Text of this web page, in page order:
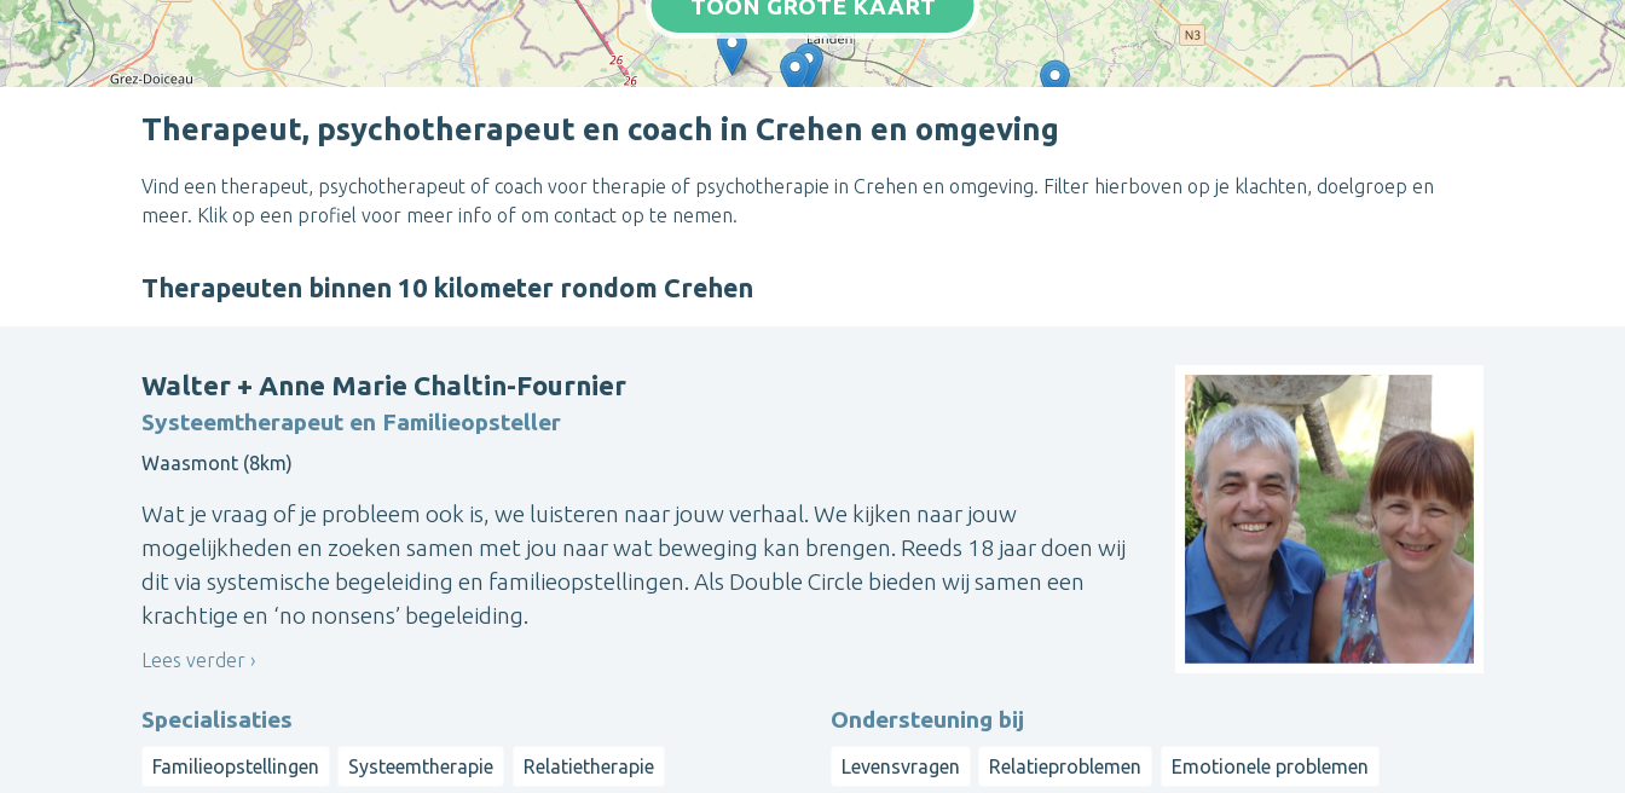
TOON GROTE KAART
Therapeut, psychotherapeut en coach in Crehen en omgeving
Vind een therapeut, psychotherapeut of coach voor therapie of psychotherapie in Crehen en omgeving. Filter hierboven op je klachten, doelgroep en
meer. Klik op een profiel voor meer info of om contact op te nemen.
Therapeuten binnen 10 kilometer rondom Crehen
Walter + Anne Marie Chaltin-Fournier
Systeemtherapeut en Familieopsteller
Waasmont (8km)
Wat je vraag of je probleem ook is, we luisteren naar jouw verhaal. We kijken naar jouw
mogelijkheden en zoeken samen met jou naar wat beweging kan brengen. Reeds 18 jaar doen wij
dit via systemische begeleiding en familieopstellingen. Als Double Circle bieden wij samen een
krachtige en ‘no nonsens’ begeleiding.
Lees verder
Specialisaties
Familieopstellingen Systeemtherapie Relatietherapie
Ondersteuning bij
Levensvragen Relatieproblemen Emotionele problemen